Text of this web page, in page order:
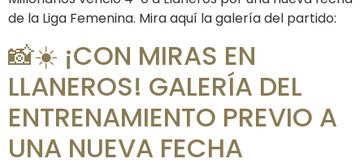
de la Liga Femenina. Mira aquí la galería del partido:
📸☀️ ¡CON MIRAS EN
LLANEROS! GALERÍA DEL
ENTRENAMIENTO PREVIO A
UNA NUEVA FECHA